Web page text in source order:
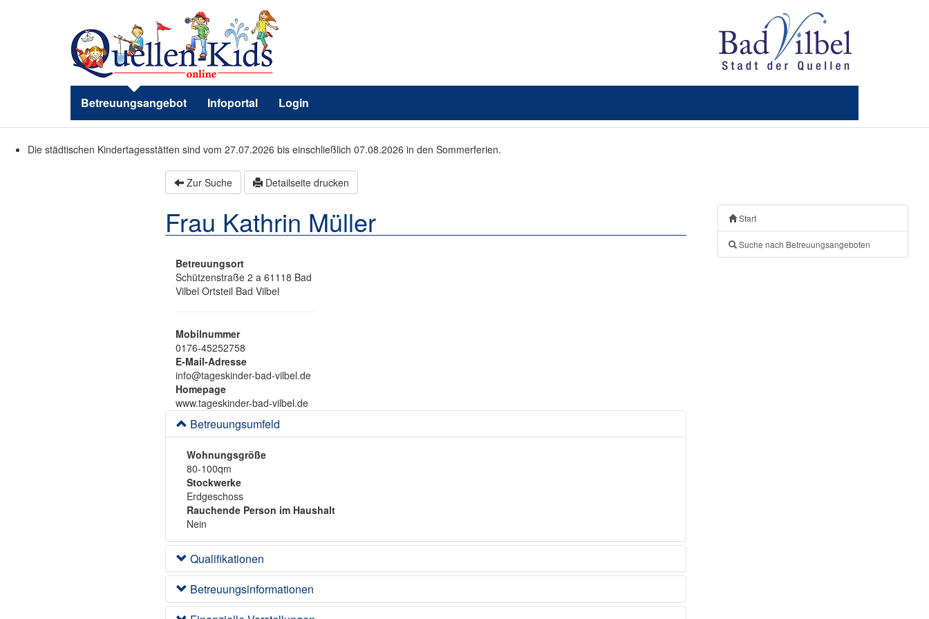
Betreuungsangebot Infoportal Login
Die städtischen Kindertagesstätten sind vom 27.07.2026 bis einschließlich 07.08.2026 in den Sommerferien.
Zur Suche Detailseite drucken
Frau Kathrin Müller
Betreuungsort
Schützenstraße 2 a 61118 Bad
Vilbel Ortsteil Bad Vilbel
Mobilnummer
0176-45252758
E-Mail-Adresse
info@tageskinder-bad-vilbel.de
Homepage
www.tageskinder-bad-vilbel.de
Betreuungsumfeld
Wohnungsgröße
80-100qm
Stockwerke
Erdgeschoss
Rauchende Person im Haushalt
Nein
Qualifikationen
Betreuungsinformationen
Start
Suche nach Betreuungsangeboten